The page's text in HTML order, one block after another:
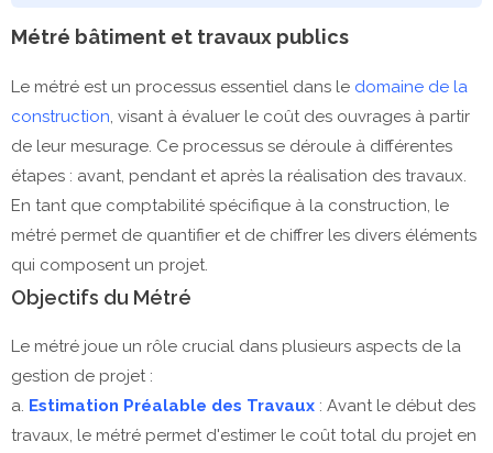
Métré bâtiment et travaux publics
Le métré est un processus essentiel dans le domaine de la
construction, visant à évaluer le coût des ouvrages à partir
de leur mesurage. Ce processus se déroule à différentes
étapes : avant, pendant et après la réalisation des travaux.
En tant que comptabilité spécifique à la construction, le
métré permet de quantifier et de chiffrer les divers éléments
qui composent un projet.
Objectifs du Métré
Le métré joue un rôle crucial dans plusieurs aspects de la
gestion de projet :
a. Estimation Préalable des Travaux : Avant le début des
travaux, le métré permet d'estimer le coût total du projet en